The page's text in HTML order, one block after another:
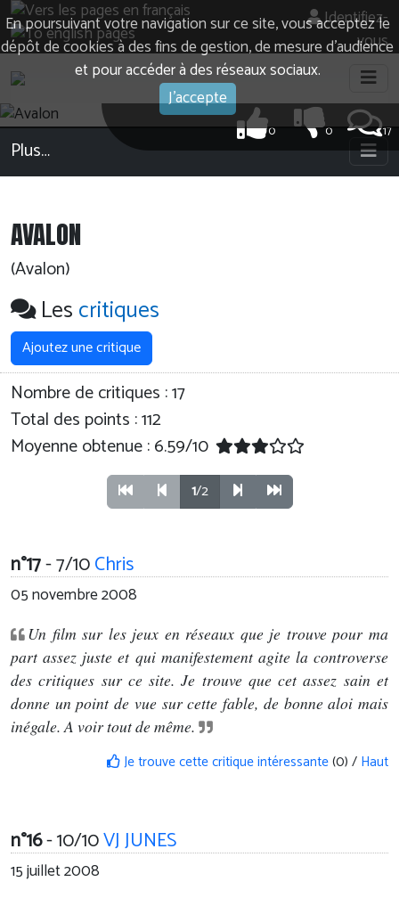
En poursuivant votre navigation sur ce site, vous acceptez le
dépôt de cookies à des fins de gestion, de mesure d’audience
et pour accéder à des réseaux sociaux.
J'accepte
Identifiez-
vous
17
0
0
Plus…
AVALON
(Avalon)
Lescritiques
Ajoutez une critique
Nombre de critiques :17
Total des points : 112
Moyenne obtenue :6.59/10
1/2
n°17- 7/10Chris
05 novembre 2008
Un film sur les jeux en réseaux que je trouve pour ma
part assez juste et qui manifestement agite la controverse
des critiques sur ce site. Je trouve que cet assez sain et
donne un point de vue sur cette fable, de bonne aloi mais
inégale. A voir tout de même.
Je trouve cette critique intéressante(0) / Haut
n°16- 10/10VJ JUNES
15 juillet 2008